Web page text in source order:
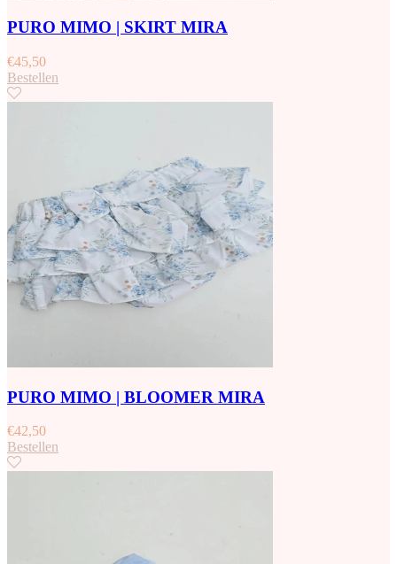
PURO MIMO | SKIRT MIRA
€45,50
Bestellen
PURO MIMO | BLOOMER MIRA
€42,50
Bestellen